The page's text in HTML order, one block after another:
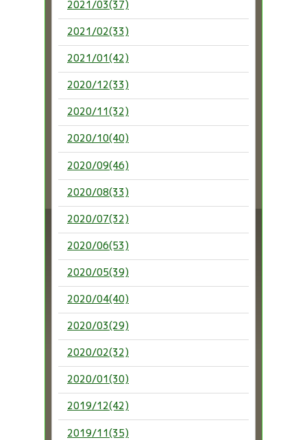
2021/03(37)
2021/02(33)
2021/01(42)
2020/12(33)
2020/11(32)
2020/10(40)
2020/09(46)
2020/08(33)
2020/07(32)
2020/06(53)
2020/05(39)
2020/04(40)
2020/03(29)
2020/02(32)
2020/01(30)
2019/12(42)
2019/11(35)